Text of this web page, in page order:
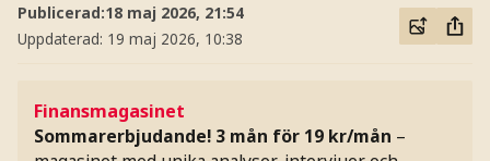
Publicerad:18 maj 2026, 21:54
Uppdaterad: 19 maj 2026, 10:38
Finansmagasinet
Sommarerbjudande! 3 mån för 19 kr/mån –